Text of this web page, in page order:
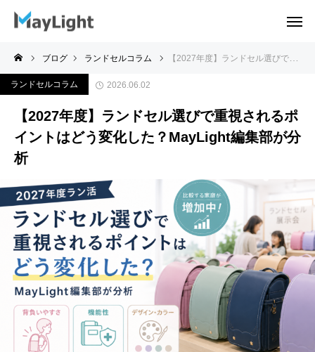
ブログ ランドセルコラム 【2027年度】ランドセル選びで重視されるポイントはどう変化した？MayLight編集部が分析
ランドセルコラム 2026.06.02
【2027年度】ランドセル選びで重視されるポ
イントはどう変化した？MayLight編集部が分
析